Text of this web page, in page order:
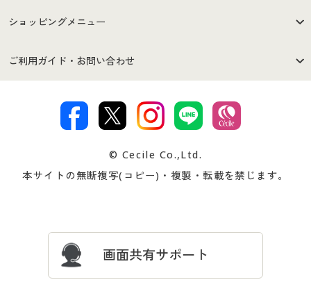
はじめての方へ
セシールご利用規約
著作権・商標について 会社案内
ショッピングメニュー
商品カテゴリ
プレゼント＆キャンペーン サイトマップ
ご利用ガイド・お問い合わせ
交換・返品は お支払は
ついて
忘れの場合
© Cecile Co.,Ltd.
本サイトの無断複写(コピー)・複製・転載を禁じます。
画面共有サポート